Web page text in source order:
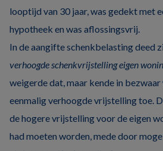
looptijd van 30 jaar, was gedekt met
hypotheek en was aflossingsvrij.
In de aangifte schenkbelasting deed
verhoogde schenkvrijstelling eigen
weigerde dat, maar kende in
eenmalig verhoogde vrijstelling toe.
de hogere vrijstelling voor de eigen
had moeten worden, mede door